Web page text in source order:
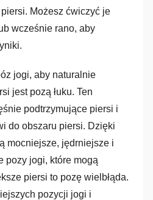
Możesz ćwiczyć je
wcześnie rano, aby
jogi, aby naturalnie
jest pozą łuku. Ten
podtrzymujące piersi i
do obszaru piersi. Dzięki
mocniejsze, jędrniejsze i
pozy jogi, które mogą
piersi to pozę wielbłąda.
pozycji jogi i